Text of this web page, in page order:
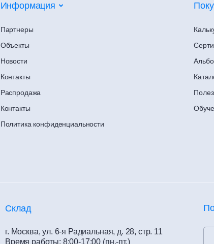
Информация
Партнеры
Объекты
Новости
Контакты
Распродажа
Контакты
Политика конфиденциальности
Склад
г. Москва, ул. 6-я Радиальная, д. 28, стр. 11
Время работы: 8:00-17:00 (пн.-пт.)